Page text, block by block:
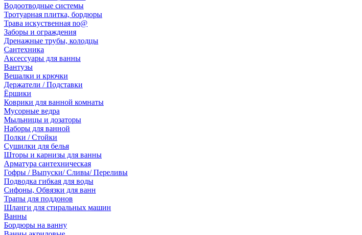
Водоотводные системы
Тротуарная плитка, бордюры
Трава искуственная no@
Заборы и ограждения
Дренажные трубы, колодцы
Сантехника
Аксессуары для ванны
Вантузы
Вешалки и крючки
Держатели / Подставки
Ёршики
Коврики для ванной комнаты
Мусорные ведра
Мыльницы и дозаторы
Наборы для ванной
Полки / Стойки
Сушилки для белья
Шторы и карнизы для ванны
Арматура сантехническая
Гофры / Выпуски/ Сливы/ Переливы
Подводка гибкая для воды
Сифоны, Обвязки для ванн
Трапы для поддонов
Шланги для стиральных машин
Ванны
Бордюры на ванну